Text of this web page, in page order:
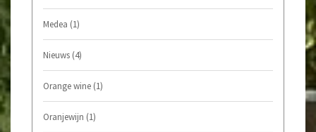
Medea (1)
Nieuws (4)
Orange wine (1)
Oranjewijn (1)